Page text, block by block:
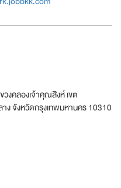
งคลองเจ้าคุณสิงห์ เขต
ง จังหวัดกรุงเทพมหานคร 10310